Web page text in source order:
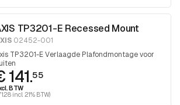
TP3201-E Recessed Mount
02452-001
TP3201-E Verlaagde Plafondmontage voor
141.55
BTW
incl. 21% BTW)